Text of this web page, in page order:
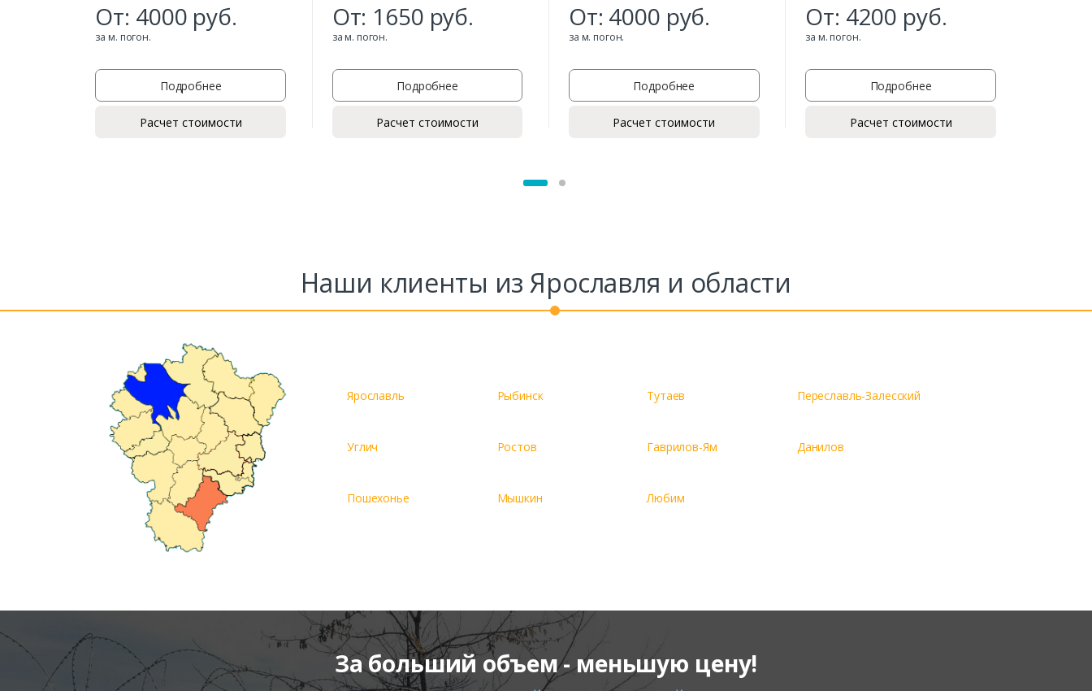
От: 4000 руб.
за м. погон.
Подробнее
Расчет стоимости
От: 1650 руб.
за м. погон.
Подробнее
Расчет стоимости
От: 4000 руб.
за м. погон.
Подробнее
Расчет стоимости
От: 4200 руб.
за м. погон.
Подробнее
Расчет стоимости
Наши клиенты из Ярославля и области
Ярославль Рыбинск Тутаев Переславль-Залесский
Углич Ростов Гаврилов-Ям Данилов
Пошехонье Мышкин Любим
За больший объем - меньшую цену!